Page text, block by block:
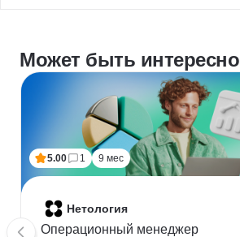
Может быть интересно
5.00 1 9 мес
Нетология
Операционный менеджер